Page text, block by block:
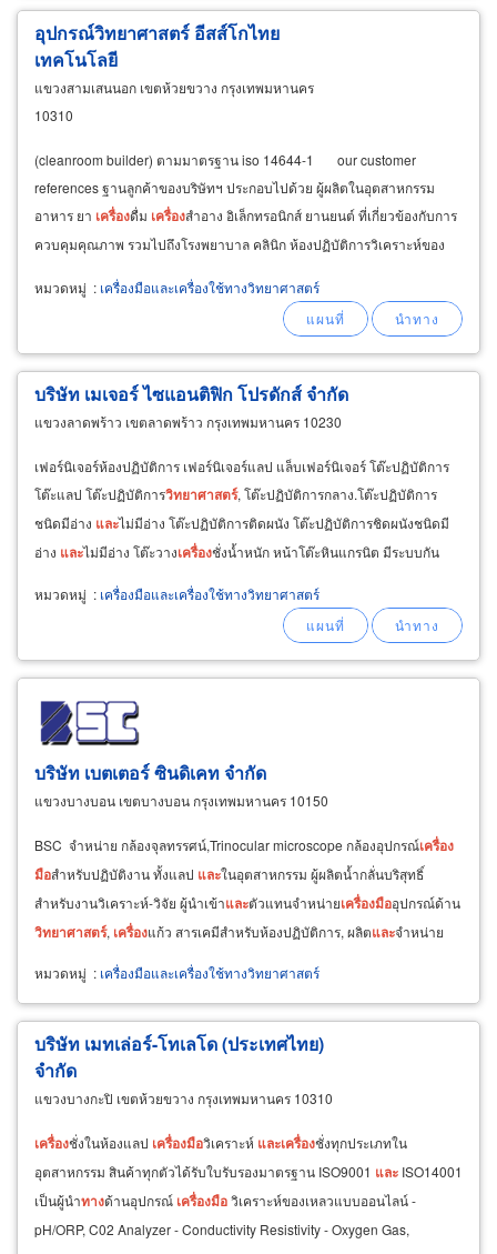
อุปกรณ์วิทยาศาสตร์ อีสส์โกไทย
เทคโนโลยี
แขวงสามเสนนอก เขตห้วยขวาง กรุงเทพมหานคร
10310
(cleanroom builder) ตามมาตรฐาน iso 14644-1 our customer
references ฐานลูกค้าของบริษัทฯ ประกอบไปด้วย ผู้ผลิตในอุตสาหกรรม
อาหาร ยา เครื่องดื่ม เครื่องสำอาง อิเล็กทรอนิกส์ ยานยนต์ ที่เกี่ยวข้องกับการ
ควบคุมคุณภาพ รวมไปถึงโรงพยาบาล คลินิก ห้องปฏิบัติการวิเคราะห์ของ
หมวดหมู่ : เครื่องมือและเครื่องใช้ทางวิทยาศาสตร์
บริษัท เมเจอร์ ไซแอนติฟิก โปรดักส์ จำกัด
แขวงลาดพร้าว เขตลาดพร้าว กรุงเทพมหานคร 10230
เฟอร์นิเจอร์ห้องปฏิบัติการ เฟอร์นิเจอร์แลป แล็บเฟอร์นิเจอร์ โต๊ะปฏิบัติการ
โต๊ะแลป โต๊ะปฏิบัติการวิทยาศาสตร์, โต๊ะปฏิบัติการกลาง.โต๊ะปฏิบัติการ
ชนิดมีอ่าง และไม่มีอ่าง โต๊ะปฏิบัติการติดผนัง โต๊ะปฏิบัติการชิดผนังชนิดมี
อ่าง และไม่มีอ่าง โต๊ะวางเครื่องชั่งน้ำหนัก หน้าโต๊ะหินแกรนิต มีระบบกัน
วิทยาศาสตร์
หมวดหมู่ : เครื่องมือและเครื่องใช้ทางวิทยาศาสตร์
บริษัท เบตเตอร์ ซินดิเคท จำกัด
แขวงบางบอน เขตบางบอน กรุงเทพมหานคร 10150
BSC จำหน่าย กล้องจุลทรรศน์,Trinocular microscope กล้องอุปกรณ์เครื่อง
มือสำหรับปฏิบัติงาน ทั้งแลป และในอุตสาหกรรม ผู้ผลิตน้ำกลั่นบริสุทธิ์
สำหรับงานวิเคราะห์-วิจัย ผู้นำเข้าและตัวแทนจำหน่ายเครื่องมืออุปกรณ์ด้าน
วิทยาศาสตร์, เครื่องแก้ว สารเคมีสำหรับห้องปฏิบัติการ, ผลิตและจำหน่าย
หมวดหมู่ : เครื่องมือและเครื่องใช้ทางวิทยาศาสตร์
บริษัท เมทเล่อร์-โทเลโด (ประเทศไทย)
จำกัด
แขวงบางกะปิ เขตห้วยขวาง กรุงเทพมหานคร 10310
เครื่องชั่งในห้องแลป เครื่องมือวิเคราะห์ และเครื่องชั่งทุกประเภทใน
อุตสาหกรรม สินค้าทุกตัวได้รับใบรับรองมาตรฐาน ISO9001 และ ISO14001
เป็นผู้นำทางด้านอุปกรณ์ เครื่องมือวิเคราะห์ของเหลวแบบออนไลน์ -
pH/ORP, C02 Analyzer - Conductivity Resistivity - Oxygen Gas,